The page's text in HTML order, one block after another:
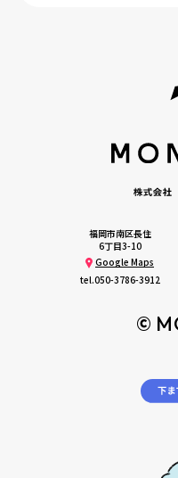
福岡市南区長住
6丁目3-10
Google Maps
tel.050-3786-3912
©